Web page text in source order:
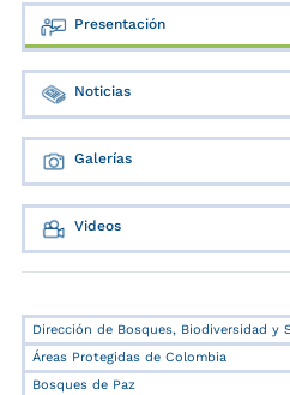
Presentación
Noticias
Galerías
Videos
Dirección de Bosques, Biodiversidad y
Áreas Protegidas de Colombia
Bosques de Paz